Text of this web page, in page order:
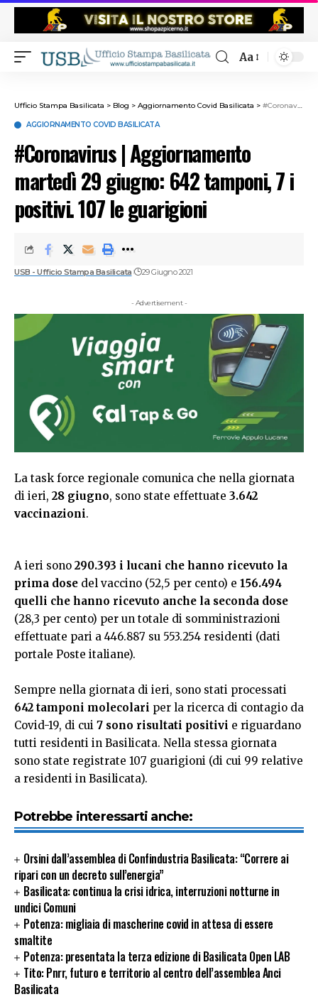
Aa
Ufficio Stampa Basilicata > Blog > Aggiornamento Covid Basilicata > #Coronavirus | Aggiornamento martedì 29 giugno: 642 tamponi, 7 i positivi. 107 le guarigioni
AGGIORNAMENTO COVID BASILICATA
#Coronavirus | Aggiornamento
martedì 29 giugno: 642 tamponi, 7 i
positivi. 107 le guarigioni
USB - Ufficio Stampa Basilicata 29 Giugno 2021
- Advertisement -
La task force regionale comunica che nella giornata
di ieri, 28 giugno, sono state effettuate 3.642
vaccinazioni.
A ieri sono 290.393 i lucani che hanno ricevuto la
prima dose del vaccino (52,5 per cento) e 156.494
quelli che hanno ricevuto anche la seconda dose
(28,3 per cento) per un totale di somministrazioni
effettuate pari a 446.887 su 553.254 residenti (dati
portale Poste italiane).
Sempre nella giornata di ieri, sono stati processati
642 tamponi molecolari per la ricerca di contagio da
Covid-19, di cui 7 sono risultati positivi e riguardano
tutti residenti in Basilicata. Nella stessa giornata
sono state registrate 107 guarigioni (di cui 99 relative
a residenti in Basilicata).
Potrebbe interessarti anche:
Orsini dall’assemblea di Confindustria Basilicata: “Correre ai
ripari con un decreto sull’energia”
Basilicata: continua la crisi idrica, interruzioni notturne in
undici Comuni
Potenza: migliaia di mascherine covid in attesa di essere
smaltite
Potenza: presentata la terza edizione di Basilicata Open LAB
Tito: Pnrr, futuro e territorio al centro dell’assemblea Anci
Basilicata